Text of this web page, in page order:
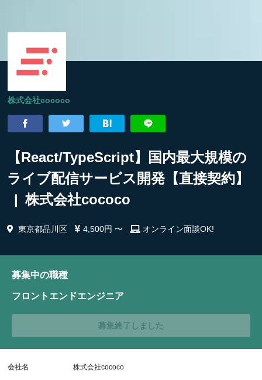
株式会社cococo
【React/TypeScript】国内最大規模の
ライブ配信サービス開発【直接契約】
| 株式会社cococo
東京都品川区 4,500円 〜 オンライン面談OK!
募集中の職種
フロントエンドエンジニア
募集終了しました
会社名 株式会社cococo